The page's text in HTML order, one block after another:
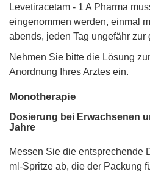
Levetiracetam - 1 A Pharma
eingenommen werden, einmal
abends, jeden Tag ungefähr zur
Nehmen Sie bitte die Lösung
Anordnung Ihres Arztes ein.
Monotherapie
Dosierung bei Erwachsenen
Jahre
Messen Sie die entsprechende
ml-Spritze ab, die der Packung